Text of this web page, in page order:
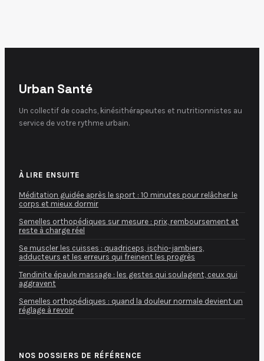
Urban Santé
Un collectif de coachs, kinésithérapeutes et nutritionnistes au
service de votre rythme urbain.
À LIRE ENSUITE
Méditation guidée après le sport : 10 minutes pour relâcher le
corps et mieux dormir
Semelles orthopédiques sur mesure : prix, remboursement et
reste à charge réel
Se muscler les cuisses : quadriceps, ischio-jambiers,
adducteurs et les erreurs qui freinent les progrès
Tendinite épaule massage : les gestes qui soulagent, ceux qui
aggravent
Semelles orthopédiques : quand la douleur normale devient un
réglage à revoir
NOS DOSSIERS DE RÉFÉRENCE